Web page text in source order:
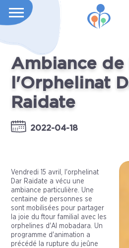
Ambiance de
l'Orphelinat
Raidate
2022-04-18
Vendredi 15 avril, l'orphelinat
Dar Raidate a vécu une
ambiance particulière. Une
centaine de personnes se
sont mobilisées pour partager
la joie du ftour familial avec les
orphelines d'Al mobadara. Un
programme d'animation a
précédé la rupture du jeûne